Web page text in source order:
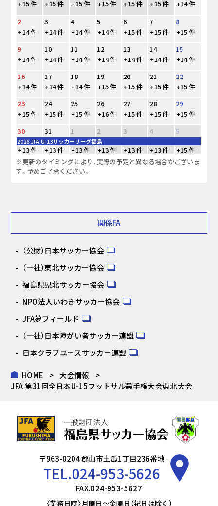
+15 件
+15 件 +15 件 +15 件 +15 件 +15 件
+14 件
2
3 4 5 6 7
8
+14 件
+14 件 +14 件 +14 件 +15 件 +15 件
+15 件
9
10 11 12 13 14
15
+14 件
+14 件 +14 件 +14 件 +14 件 +14 件
+14 件
16
17 18 19 20 21
22
+14 件
+14 件 +14 件 +15 件 +15 件 +15 件
+15 件
23
24 25 26 27 28
29
+15 件
+15 件 +15 件 +16 件 +15 件 +15 件
+15 件
30
31 1 2 3 4 5
2026 JFA U-13サッカーリーグ福島
+13 件 +13 件 +13 件 +13 件 +13 件 +13 件
+15 件
※更新のタイミングにより、実際の予定と異なる場合がございま
す。予めご了承ください。
関係FA
（公財）日本サッカー協会
（一社）東北サッカー協会
福島県県北サッカー協会
NPO法人いわきサッカー協会
JFA夢フィールド
（一社）日本障がい者サッカー連盟
日本クラブユースサッカー連盟
HOME
大会情報
JFA 第31回全日本U-15フットサル選手権大会東北大会
〒963-0204 郡山市土瓜1丁目236番地
TEL.024-953-5626
FAX.024-953-5627
〈業務日時〉月曜日～金曜日（祝日は除く）